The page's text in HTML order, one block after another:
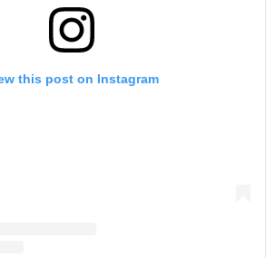
this post on Instagram